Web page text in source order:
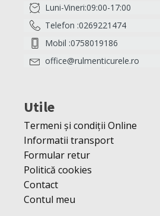
Luni-Vineri:09:00-17:00
Telefon :0269221474
Mobil :0758019186
office@rulmenticurele.ro
Utile
Termeni și condiții Online
Informatii transport
Formular retur
Politică cookies
Contact
Contul meu